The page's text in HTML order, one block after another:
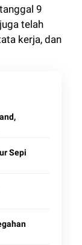
9
telah
kerja, dan
Sepi